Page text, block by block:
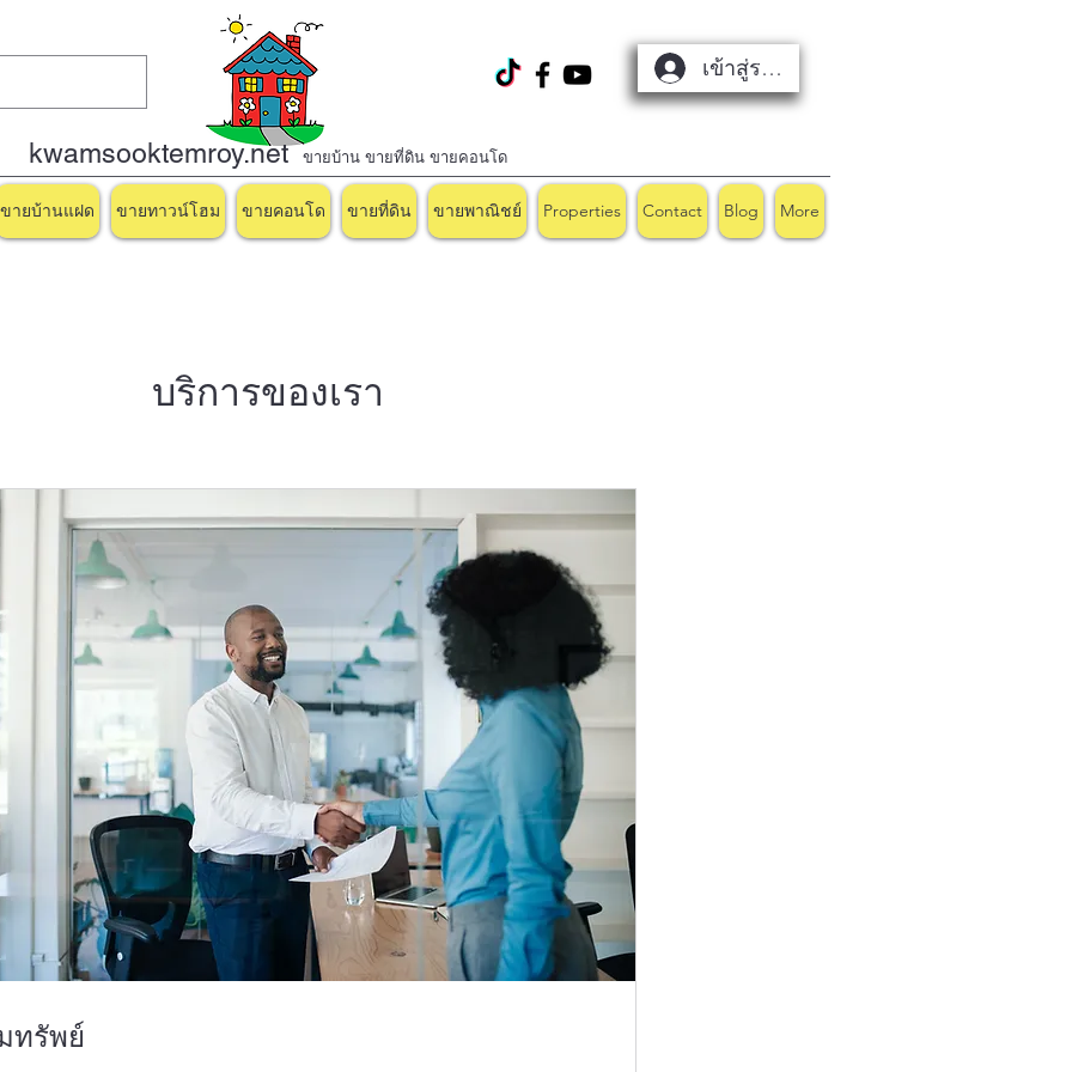
kwamsooktemroy.netขายบ้าน ขายที่ดิน ขายคอนโด
เข้าสู่ระบบ
ขายบ้านแฝด ขายทาวน์โฮม ขายคอนโด ขายที่ดิน ขายพาณิชย์ Properties Contact Blog More
บริการของเรา
ทรัพย์